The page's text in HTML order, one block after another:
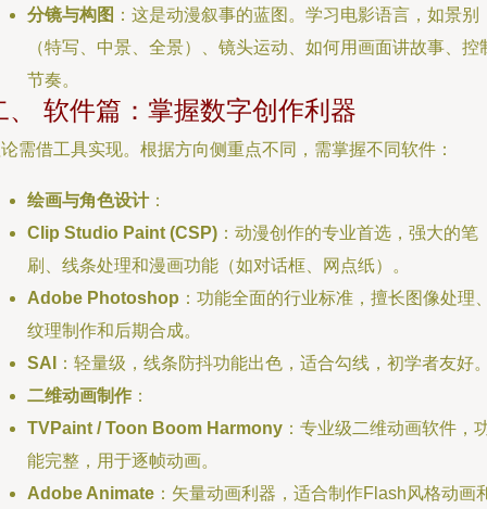
分镜与构图 ：这是动漫叙事的蓝图。学习电影语言，如景别
（特写、中景、全景）、镜头运动、如何用画面讲故事、控
节奏。
、 软件篇：掌握数字创作利器
需借工具实现。根据方向侧重点不同，需掌握不同软件：
绘画与角色设计：
Clip Studio Paint (CSP) ：动漫创作的专业首选，强大的笔
刷、线条处理和漫画功能（如对话框、网点纸）。
Adobe Photoshop ：功能全面的行业标准，擅长图像处理
纹理制作和后期合成。
SAI
：轻量级，线条防抖功能出色，适合勾线，初学者友好
二维动画制作 ：
TVPaint / Toon Boom Harmony ：专业级二维动画软件，
能完整，用于逐帧动画。
Adobe Animate ：矢量动画利器，适合制作Flash风格动画